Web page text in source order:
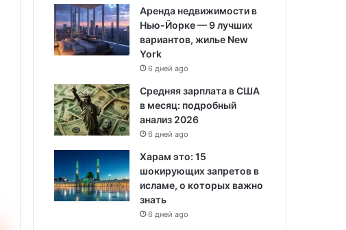
Аренда недвижимости в
Нью-Йорке — 9 лучших
вариантов, жилье New
York
6 дней ago
Средняя зарплата в США
в месяц: подробный
анализ 2026
6 дней ago
Харам это: 15
шокирующих запретов в
исламе, о которых важно
знать
6 дней ago